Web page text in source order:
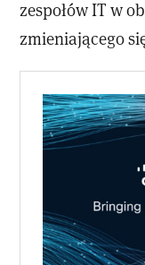
zespołów IT w
zmieniającego